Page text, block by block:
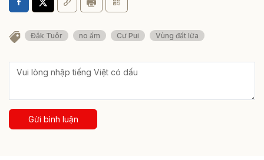
Đắk Tuôr no ấm Cư Pui Vùng đất lửa
Gửi bình luận